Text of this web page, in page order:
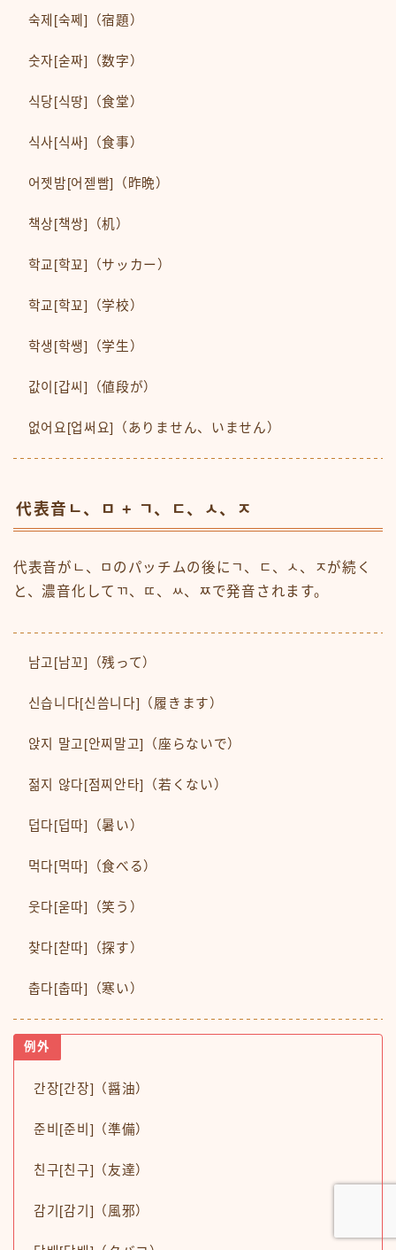
숙제[숙쩨]（宿題）
숫자[숟짜]（数字）
식당[식땅]（食堂）
식사[식싸]（食事）
어젯밤[어젣빰]（昨晩）
책상[책쌍]（机）
학교[학꾜]（サッカー）
학교[학꾜]（学校）
학생[학쌩]（学生）
값이[갑씨]（値段が）
없어요[업써요]（ありません、いません）
代表音ㄴ、ㅁ + ㄱ、ㄷ、ㅅ、ㅈ
代表音がㄴ、ㅁのパッチムの後にㄱ、ㄷ、ㅅ、ㅈが続く
と、濃音化してㄲ、ㄸ、ㅆ、ㅉで発音されます。
남고[남꼬]（残って）
신습니다[신씀니다]（履きます）
앉지 말고[안찌말고]（座らないで）
젊지 않다[점찌안타]（若くない）
덥다[덥따]（暑い）
먹다[먹따]（食べる）
웃다[욷따]（笑う）
찾다[찯따]（探す）
춥다[춥따]（寒い）
例外
간장[간장]（醤油）
준비[준비]（準備）
친구[친구]（友達）
감기[감기]（風邪）